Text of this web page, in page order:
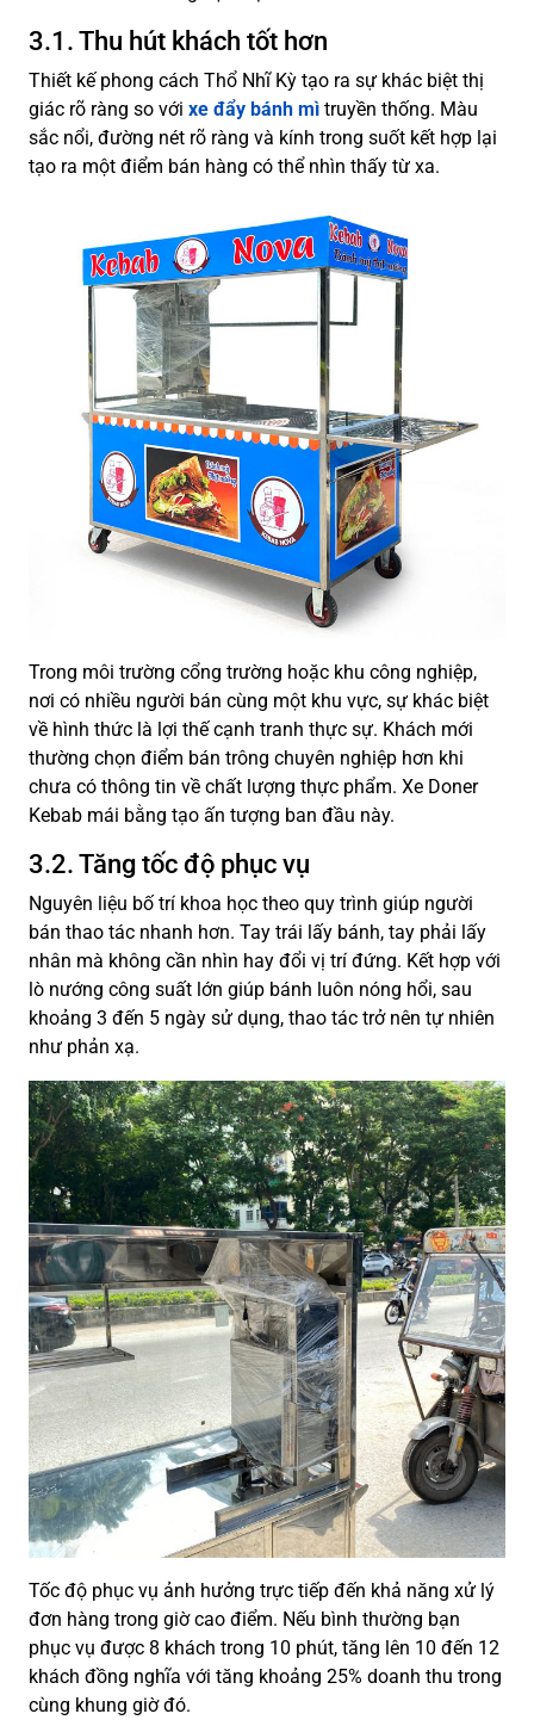
3.1. Thu hút khách tốt hơn
Thiết kế phong cách Thổ Nhĩ Kỳ tạo ra sự khác biệt thị
giác rõ ràng so với xe đẩy bánh mì truyền thống. Màu
sắc nổi, đường nét rõ ràng và kính trong suốt kết hợp lại
tạo ra một điểm bán hàng có thể nhìn thấy từ xa.
Trong môi trường cổng trường hoặc khu công nghiệp,
nơi có nhiều người bán cùng một khu vực, sự khác biệt
về hình thức là lợi thế cạnh tranh thực sự. Khách mới
thường chọn điểm bán trông chuyên nghiệp hơn khi
chưa có thông tin về chất lượng thực phẩm. Xe Doner
Kebab mái bằng tạo ấn tượng ban đầu này.
3.2. Tăng tốc độ phục vụ
Nguyên liệu bố trí khoa học theo quy trình giúp người
bán thao tác nhanh hơn. Tay trái lấy bánh, tay phải lấy
nhân mà không cần nhìn hay đổi vị trí đứng. Kết hợp với
lò nướng công suất lớn giúp bánh luôn nóng hổi, sau
khoảng 3 đến 5 ngày sử dụng, thao tác trở nên tự nhiên
như phản xạ.
Tốc độ phục vụ ảnh hưởng trực tiếp đến khả năng xử lý
đơn hàng trong giờ cao điểm. Nếu bình thường bạn
phục vụ được 8 khách trong 10 phút, tăng lên 10 đến 12
khách đồng nghĩa với tăng khoảng 25% doanh thu trong
cùng khung giờ đó.